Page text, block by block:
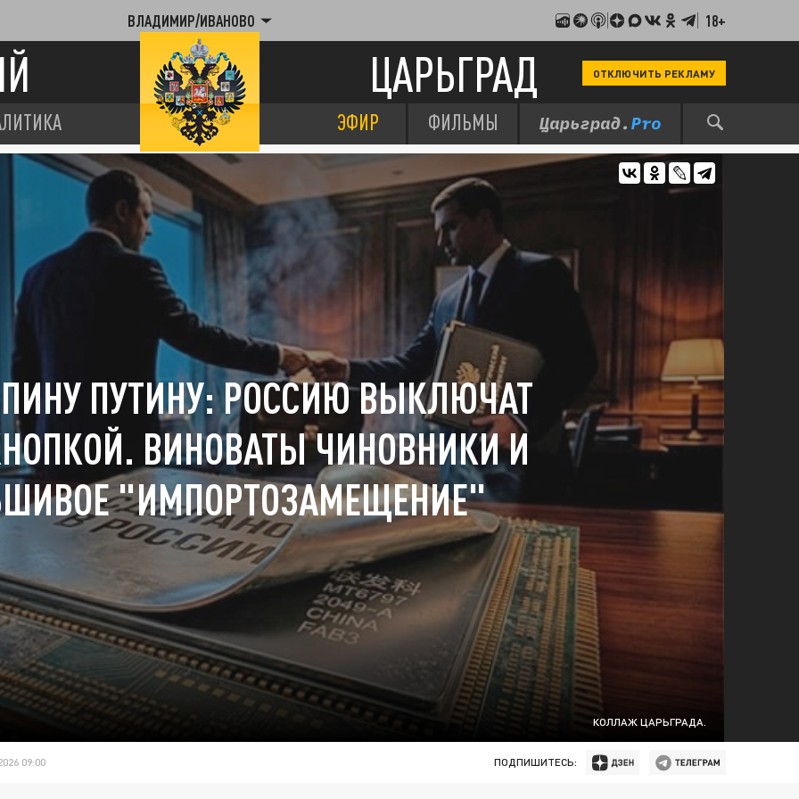
ВЛАДИМИР/ИВАНОВО 18+
ЦАРЬГРАД ОТКЛЮЧИТЬ РЕКЛАМУ
ЭФИР ФИЛЬМЫ
КОЛЛАЖ ЦАРЬГРАДА.
ПУТИНУ: РОССИЮ ВЫКЛЮЧАТ
ВИНОВАТЫ ЧИНОВНИКИ И
"ИМПОРТОЗАМЕЩЕНИЕ"
09:00 ПОДПИШИТЕСЬ: